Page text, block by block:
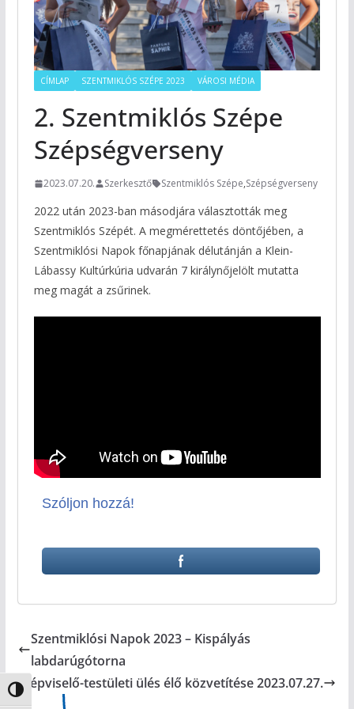
Nagy kontraszt váltása
CÍMLAP SZENTMIKLÓS SZÉPE 2023 VÁROSI MÉDIA
2. Szentmiklós Szépe
Szépségverseny
2023.07.20. Szerkesztő Szentmiklós Szépe,Szépségverseny
2022 után 2023-ban másodjára választották meg
Szentmiklós Szépét. A megmérettetés döntőjében, a
Szentmiklósi Napok főnapjának délutánján a Klein-
Lábassy Kultúrkúria udvarán 7 királynőjelölt mutatta
meg magát a zsűrinek.
Szóljon hozzá!
Szentmiklósi Napok 2023 – Kispályás
labdarúgótorna
Képviselő-testületi ülés élő közvetítése 2023.07.27.